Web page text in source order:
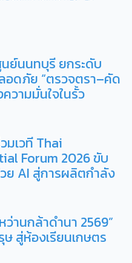
ย์นนทบุรี ยกระดับ
อดภัย “ตรวจตรา–คัด
วามมั่นใจในรั้ว
เวที Thai
Forum 2026 ขับ
ย AI สู่การผลิตกำลัง
านกล้าดำนา 2569”
สู่ห้องเรียนเกษตร